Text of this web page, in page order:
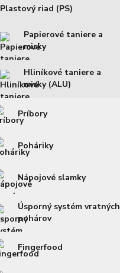
Plastový riad (PS)
Papierové taniere a
misky
Hliníkové taniere a
misky (ALU)
Príbory
Poháriky
Nápojové slamky
Úsporný systém vratných
pohárov
Fingerfood